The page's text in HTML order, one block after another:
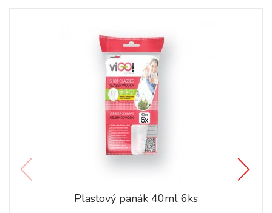
Plastový panák 40ml 6ks